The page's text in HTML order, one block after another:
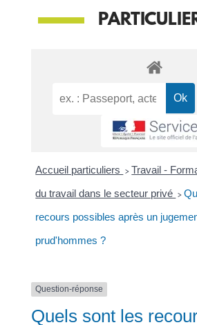
Accueil particuliers > Travail -
du travail dans le secteur privé >
recours possibles après un
prud'hommes ?
Question-réponse
Quels sont les